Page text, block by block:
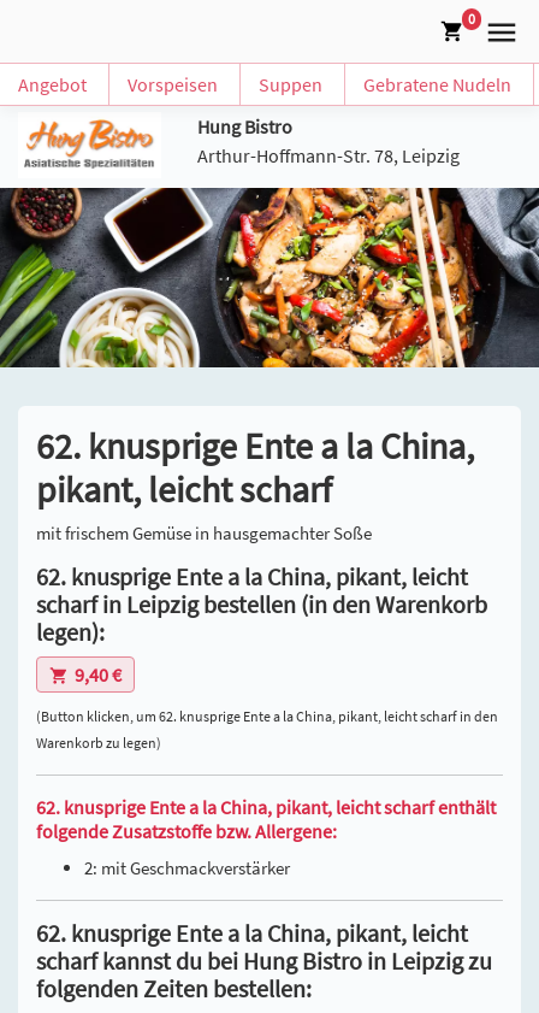
0
Angebot Vorspeisen Suppen
Gebratene Nudeln
Hung Bistro
Arthur-Hoffmann-Str. 78, Leipzig
62. knusprige Ente a la China,
pikant, leicht scharf
mit frischem Gemüse in hausgemachter Soße
62. knusprige Ente a la China, pikant, leicht
scharf in Leipzig bestellen (in den Warenkorb
legen):
9,40 €
(Button klicken, um 62. knusprige Ente a la China, pikant, leicht scharf in den
Warenkorb zu legen)
62. knusprige Ente a la China, pikant, leicht scharf enthält
folgende Zusatzstoffe bzw. Allergene:
2: mit Geschmackverstärker
62. knusprige Ente a la China, pikant, leicht
scharf kannst du bei Hung Bistro in Leipzig zu
folgenden Zeiten bestellen: